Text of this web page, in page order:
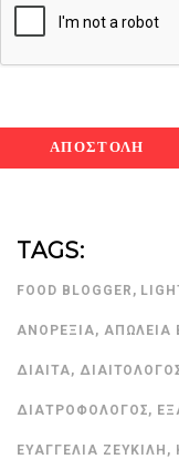
TAGS:
FOOD BLOGGER ,
ΑΝΟΡΕΞΊΑ, ΑΠΏΛΕΙΑ
ΔΊΑΙΤΑ,
ΔΙΑΤΡΟΦΟΛΌΓΟΣ,
ΕΥΑΓΓΕΛΊΑ ΖΕΥΚΙΛΉ ,